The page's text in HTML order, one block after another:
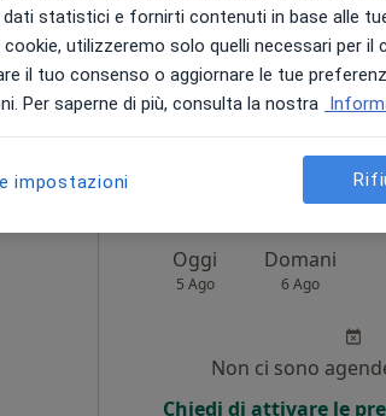
Oggi
5 Ago
Domani
6 Ago
Non ci sono
Chiedi di attivare le
statistici e fornirti contenuti in base alle
utilizzeremo solo quelli necessari per
il tuo consenso o aggiornare le tue
Per saperne di più, consulta la nostra
impostazioni